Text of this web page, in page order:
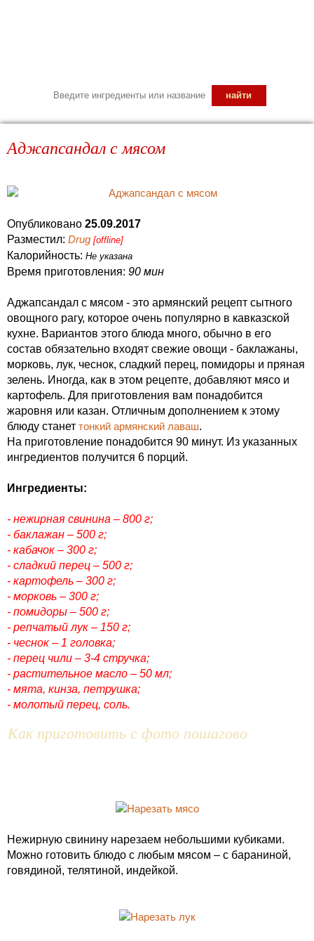
Аджапсандал с мясом
Опубликовано 25.09.2017
Разместил: Drug [offline]
Калорийность: Не указана
Время приготовления: 90 мин
Аджапсандал с мясом - это армянский рецепт сытного
овощного рагу, которое очень популярно в кавказской
кухне. Вариантов этого блюда много, обычно в его
состав обязательно входят свежие овощи - баклажаны,
морковь, лук, чеснок, сладкий перец, помидоры и пряная
зелень. Иногда, как в этом рецепте, добавляют мясо и
картофель. Для приготовления вам понадобится
жаровня или казан. Отличным дополнением к этому
блюду станет тонкий армянский лаваш.
На приготовление понадобится 90 минут. Из указанных
ингредиентов получится 6 порций.
Ингредиенты:
- нежирная свинина – 800 г;
- баклажан – 500 г;
- кабачок – 300 г;
- сладкий перец – 500 г;
- картофель – 300 г;
- морковь – 300 г;
- помидоры – 500 г;
- репчатый лук – 150 г;
- чеснок – 1 головка;
- перец чили – 3-4 стручка;
- растительное масло – 50 мл;
- мята, кинза, петрушка;
- молотый перец, соль.
Как приготовить с фото пошагово
Нежирную свинину нарезаем небольшими кубиками.
Можно готовить блюдо с любым мясом – с бараниной,
говядиной, телятиной, индейкой.